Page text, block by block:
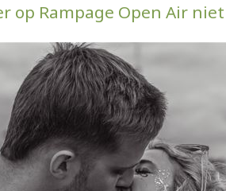
op Rampage Open Air